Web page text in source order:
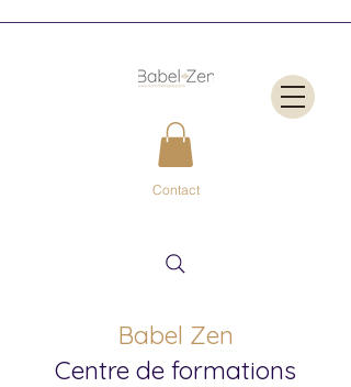
Babel Zen
Centre de formations
Contact